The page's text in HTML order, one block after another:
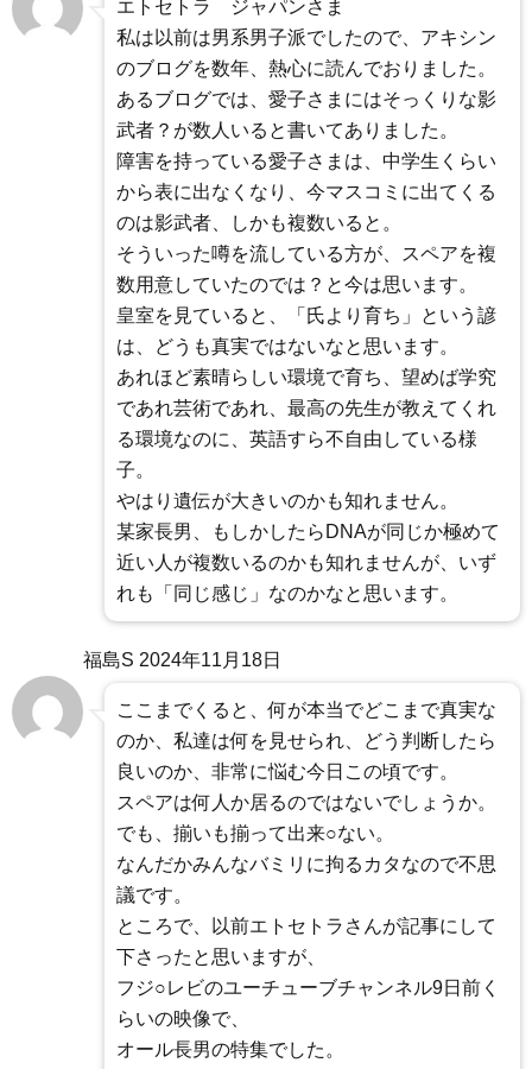
エトセトラ ジャパンさま
私は以前は男系男子派でしたので、アキシン
のブログを数年、熱心に読んでおりました。
あるブログでは、愛子さまにはそっくりな影
武者？が数人いると書いてありました。
障害を持っている愛子さまは、中学生くらい
から表に出なくなり、今マスコミに出てくる
のは影武者、しかも複数いると。
そういった噂を流している方が、スペアを複
数用意していたのでは？と今は思います。
皇室を見ていると、「氏より育ち」という諺
は、どうも真実ではないなと思います。
あれほど素晴らしい環境で育ち、望めば学究
であれ芸術であれ、最高の先生が教えてくれ
る環境なのに、英語すら不自由している様
子。
やはり遺伝が大きいのかも知れません。
某家長男、もしかしたらDNAが同じか極めて
近い人が複数いるのかも知れませんが、いず
れも「同じ感じ」なのかなと思います。
福島S 2024年11月18日
ここまでくると、何が本当でどこまで真実な
のか、私達は何を見せられ、どう判断したら
良いのか、非常に悩む今日この頃です。
スペアは何人か居るのではないでしょうか。
でも、揃いも揃って出来○ない。
なんだかみんなバミリに拘るカタなので不思
議です。
ところで、以前エトセトラさんが記事にして
下さったと思いますが、
フジ○レビのユーチューブチャンネル9日前く
らいの映像で、
オール長男の特集でした。